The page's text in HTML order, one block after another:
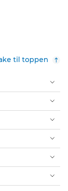
til toppen